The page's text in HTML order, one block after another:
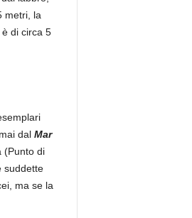
metri, la
di circa 5
dal Mar
(Punto di
suddette
ma se la